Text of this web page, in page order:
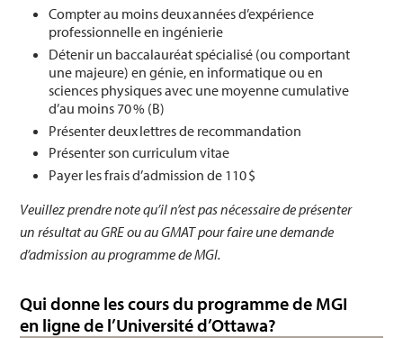
Compter au moins deux années d’expérience
professionnelle en ingénierie
Détenir un baccalauréat spécialisé (ou comportant
une majeure) en génie, en informatique ou en
sciences physiques avec une moyenne cumulative
d’au moins 70 % (B)
Présenter deux lettres de recommandation
Présenter son curriculum vitae
Payer les frais d’admission de 110 $
Veuillez prendre note qu’il n’est pas nécessaire de présenter
un résultat au GRE ou au GMAT pour faire une demande
d’admission au programme de MGI.
Qui donne les cours du programme de MGI
en ligne de l’Université d’Ottawa?